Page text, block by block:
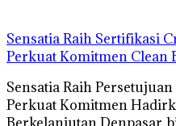
Sensatia Raih Sertifikasi
Perkuat Komitmen Clean
Sensatia Raih
Perkuat Komitmen